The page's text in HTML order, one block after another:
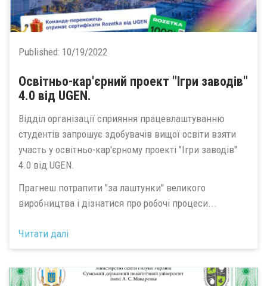
Published: 10/19/2022
Освітньо-кар'єрний проект "Ігри заводів"
4.0 від UGEN.
Відділ організації сприяння працевлаштуванню
студентів запрошує здобувачів вищої освіти взяти
участь у освітньо-кар'єрному проекті "Ігри заводів"
4.0 від UGEN.
Прагнеш потрапити "за лаштунки" великого
виробництва і дізнатися про робочі процеси...
Читати далі